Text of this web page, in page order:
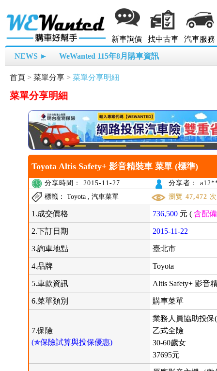
新車詢價 找中古車 汽車服務
NEWS ► WeWanted 115年8月購車資訊
首頁 > 菜單分享 > 菜單分享明細
菜單分享明細
Toyota Altis Safety+ 影音精裝車 菜單 (標準)
分享時間： 2015-11-27
分享者：
標籤： Toyota , 汽車菜單
瀏覽 47,472 次
1.成交價格 736,500 元 (含配備
2.下訂日期 2015-11-22
3.詢車地點 臺北市
4.品牌 Toyota
5.車款資訊 Altis Safety+ 影音
6.菜單類別 購車菜單
7.保險
(✯保險試算與投保優惠)
業務人員協助投保
乙式全險
30-60歲女
37695元